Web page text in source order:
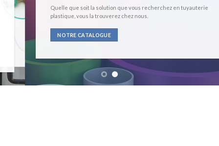
Quelle que soit la solution que vous recherchez en tuyauterie
plastique, vous la trouverez chez nous.
NOTRE CATALOGUE